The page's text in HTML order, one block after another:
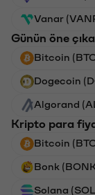
Vanar
Günün öne
Bitcoin
Dogecoin
Algorand
Kripto para
Bitcoin
Bonk
Solana